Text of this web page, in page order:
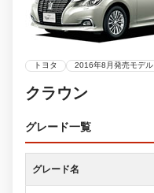
トヨタ 2016年8月発売モデル
クラウン
グレード一覧
グレード名